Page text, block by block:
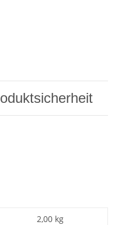
2,00 kg